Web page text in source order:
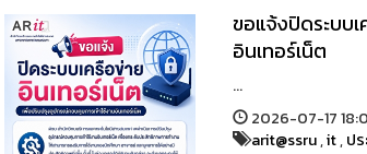
ขอแจ้งปิดระบบ
อินเทอร์เน็ต
...
2026-07-17
arit@ssru,it,ป